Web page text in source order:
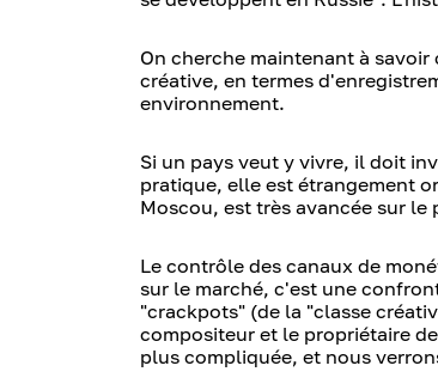
On cherche maintenant à
créative, en termes
environnement.
Si un pays veut y vivre, il doit
pratique, elle est étrangement
Moscou, est très avancée sur
Le contrôle des canaux de
sur le marché, c'est une
"crackpots" (de la "classe
compositeur et le propriétaire
plus compliquée, et nous